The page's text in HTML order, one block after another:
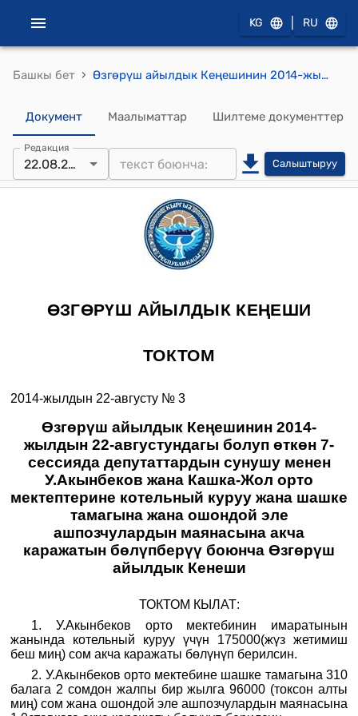
KG RU
Башкы бет › Өзгөрүш айылдык Кеңешинин 2014-жылдын 22-августундагы № 3 "Өзгөрүш айылдык Кеңешинин 2014-жылдын 22-августундагы болуп өткөн 7-сессияда депутаттардын сунушу менен У.Акынбеков жана Кашка-Жол орто мектептерине котельный куруу жана шашке тамагына жана ошондой эле ашпозчулардын маянасына акча каражатын бөлүпберүү боюнча Өзгөрүш айылдык Кенеши" токтому
Документ Маалыматтар Шилтеме документтер
Редакция
22.08.2014 Салыштыруу